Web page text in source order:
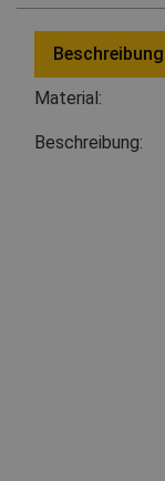
Beschreibung
Material:
Beschreibung: